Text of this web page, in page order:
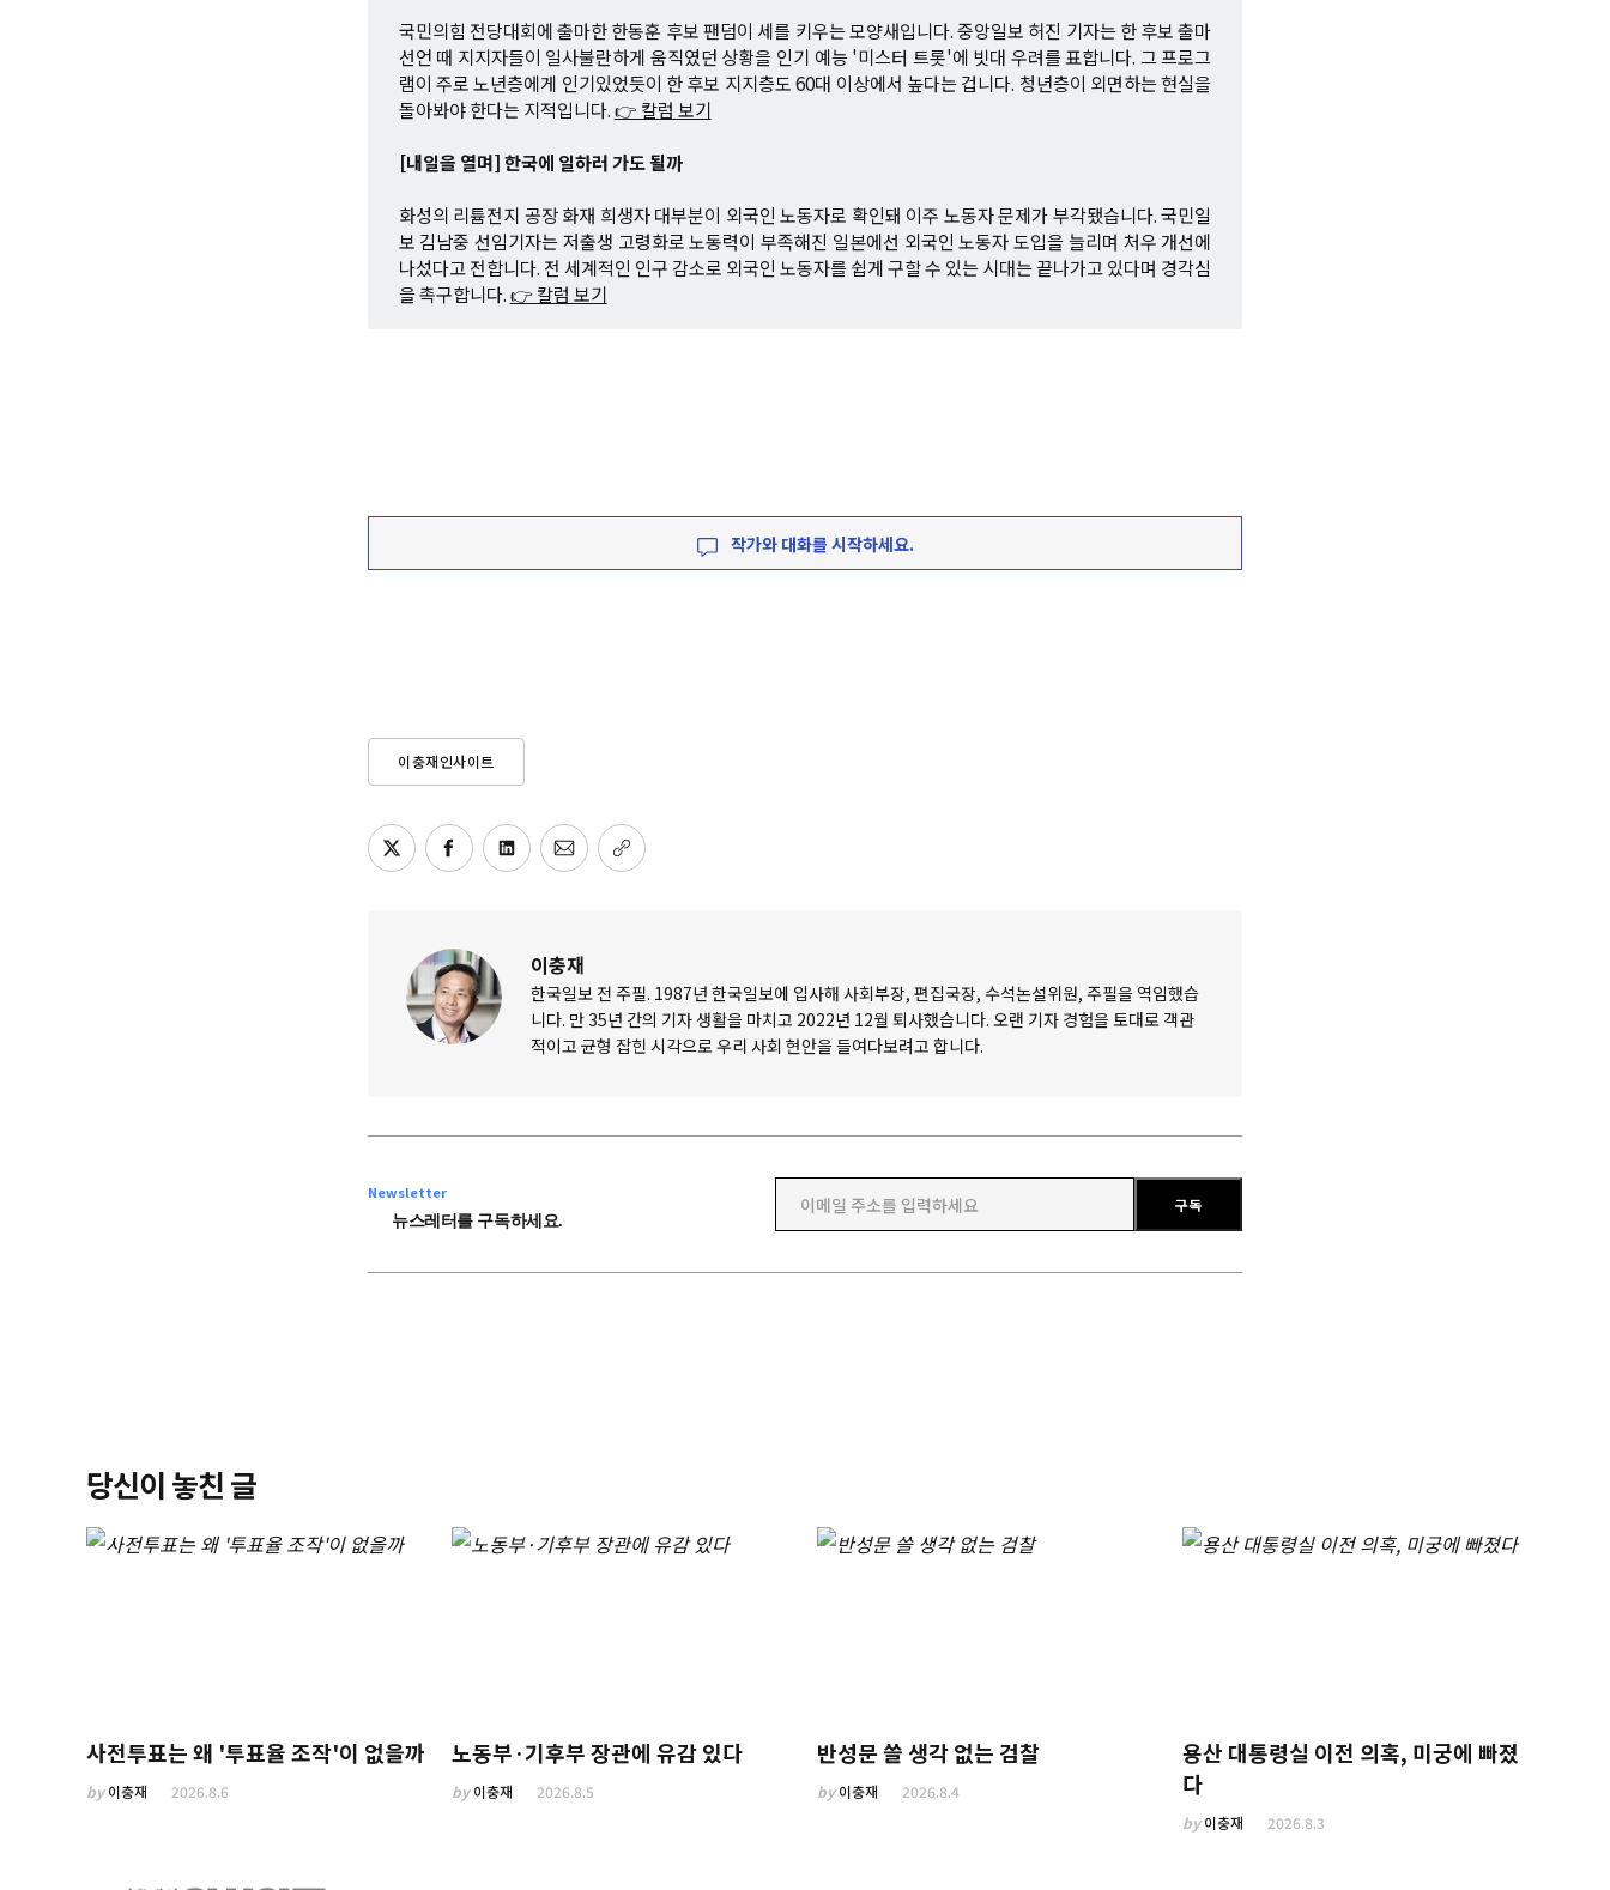
국민의힘 전당대회에 출마한 한동훈 후보 팬덤이 세를 키우는 모양새입니다. 중앙일보 허진 기자는 한 후보 출마
선언 때 지지자들이 일사불란하게 움직였던 상황을 인기 예능 '미스터 트롯'에 빗대 우려를 표합니다. 그 프로그
램이 주로 노년층에게 인기있었듯이 한 후보 지지층도 60대 이상에서 높다는 겁니다. 청년층이 외면하는 현실을
돌아봐야 한다는 지적입니다.👉 칼럼 보기
[내일을 열며] 한국에 일하러 가도 될까
화성의 리튬전지 공장 화재 희생자 대부분이 외국인 노동자로 확인돼 이주 노동자 문제가 부각됐습니다. 국민일
보 김남중 선임기자는 저출생 고령화로 노동력이 부족해진 일본에선 외국인 노동자 도입을 늘리며 처우 개선에
나섰다고 전합니다. 전 세계적인 인구 감소로 외국인 노동자를 쉽게 구할 수 있는 시대는 끝나가고 있다며 경각심
을 촉구합니다.👉 칼럼 보기
작가와 대화를 시작하세요.
이충재인사이트
이충재
한국일보 전 주필. 1987년 한국일보에 입사해 사회부장, 편집국장, 수석논설위원, 주필을 역임했습
니다. 만 35년 간의 기자 생활을 마치고 2022년 12월 퇴사했습니다. 오랜 기자 경험을 토대로 객관
적이고 균형 잡힌 시각으로 우리 사회 현안을 들여다보려고 합니다.
Newsletter
뉴스레터를 구독하세요. 이메일 주소를 입력하세요
구독
당신이 놓친 글
사전투표는 왜 '투표율 조작'이 없을까
by이충재 2026.8.6
노동부·기후부 장관에 유감 있다
by이충재 2026.8.5
반성문 쓸 생각 없는 검찰
by이충재 2026.8.4
용산 대통령실 이전 의혹, 미궁에 빠졌
다
by이충재 2026.8.3